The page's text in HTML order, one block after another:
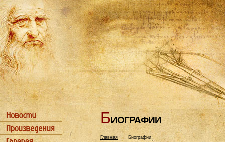
БИОГРАФИИ
Главная→ Биографии